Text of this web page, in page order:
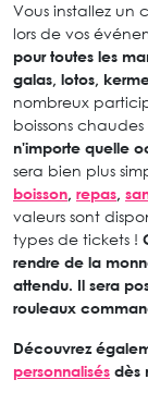
Vous installez un
lors de vos
pour toutes les
galas, lotos,
nombreux
boissons
n'importe quelle
sera bien plus
boisson, repas,
valeurs sont
types de tickets !
rendre de la
attendu. Il sera
rouleaux
Découvrez
personnalisés dès